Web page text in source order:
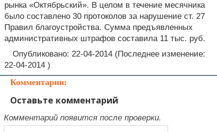
рынка «Октябрьский». В целом в течение месячника
было составлено 30 протоколов за нарушение ст. 27
Правил благоустройства. Сумма предъявленных
административных штрафов составила 11 тыс. руб.
Опубликовано: 22-04-2014 (Последнее изменение:
22-04-2014 )
Комментарии:
Оставьте комментарий
Комментарий появится после проверки.